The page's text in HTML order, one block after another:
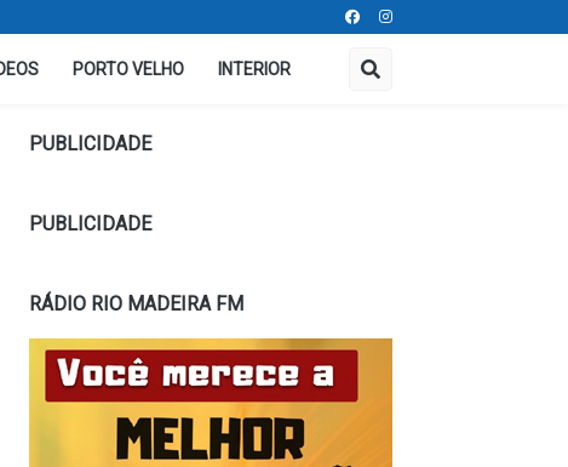
PORTO VELHO INTERIOR
PUBLICIDADE
PUBLICIDADE
RÁDIO RIO MADEIRA FM